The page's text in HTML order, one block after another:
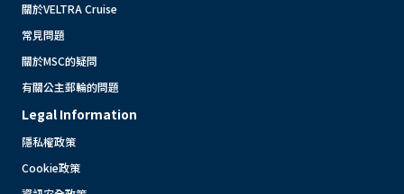
關於VELTRA Cruise
常見問題
關於MSC的疑問
有關公主郵輪的問題
Legal Information
隱私權政策
Cookie政策